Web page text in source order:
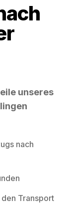
unseres
nach
Transport